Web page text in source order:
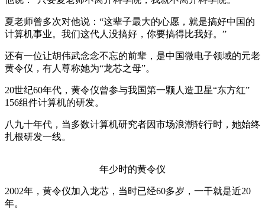
夏老师曾多次对他说：“这辈子最大的心愿，就是搞好中国的
计算机事业。我们这代人没搞好，你要搞得比我好。”
还有一位让胡伟武念念不忘的前辈，是中国微电子领域的元老
黄令仪，有人尊称她为“龙芯之母”。
20世纪60年代，黄令仪曾参与我国第一颗人造卫星“东方红”
156组件计算机的研发。
八九十年代，当多数计算机研究者因市场浪潮转行时，她始终
扎根研发一线。
年少时的黄令仪
2002年，黄令仪加入龙芯，当时已经60多岁，一干就是近20
年。